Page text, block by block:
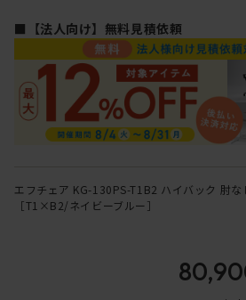
■【法人向け】無料見積依頼
エフチェア KG-130PS-T1B2 ハイバック 肘
［T1×B2/ネイビーブルー］